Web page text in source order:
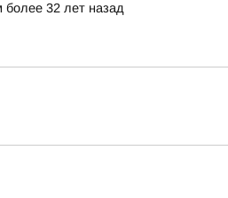
32 лет назад